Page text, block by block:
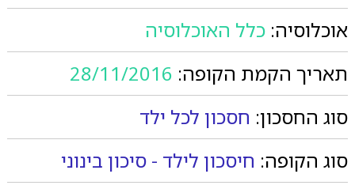
אוכלוסיה: כלל האוכלוסיה
תאריך הקמת הקופה: 28/11/2016
סוג החסכון: חסכון לכל ילד
סוג הקופה: חיסכון לילד - סיכון בינוני